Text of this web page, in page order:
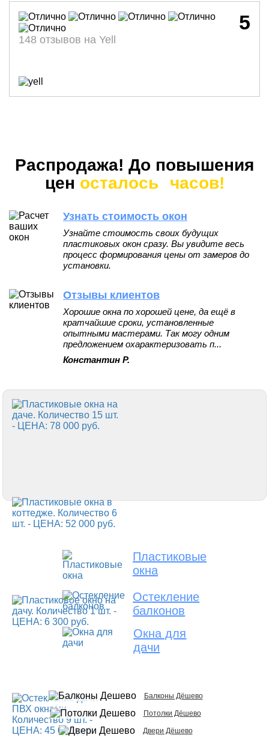
5
148 отзывов на Yell
Распродажа! До повышения
цен осталось часов!
Узнать стоимость окон
Узнайте стоимость своих будущих
пластиковых окон сразу. Вы увидите весь
процесс формирования цены от замеров до
установки.
Отзывы клиентов
Хорошие окна по хорошей цене, да ещё в
кратчайшие сроки, установленные
опытными мастерами. Так могу одним
предложением охарактеризовать п...
Константин Р.
Пластиковые
окна
Остекление
балконов
Окна для
дачи
Балконы Дёшево
Потолки Дёшево
Двери Дёшево